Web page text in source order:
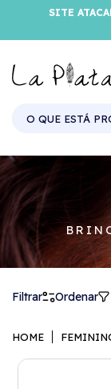
SITE
Filtrar Ordenar
HOME